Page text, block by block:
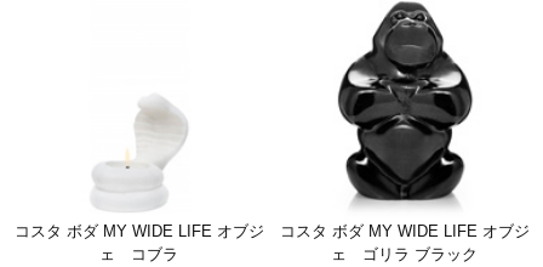
コスタ ボダ MY WIDE LIFE オブジ
ェ コブラ
コスタ ボダ MY WIDE LIFE オブジ
ェ ゴリラ ブラック